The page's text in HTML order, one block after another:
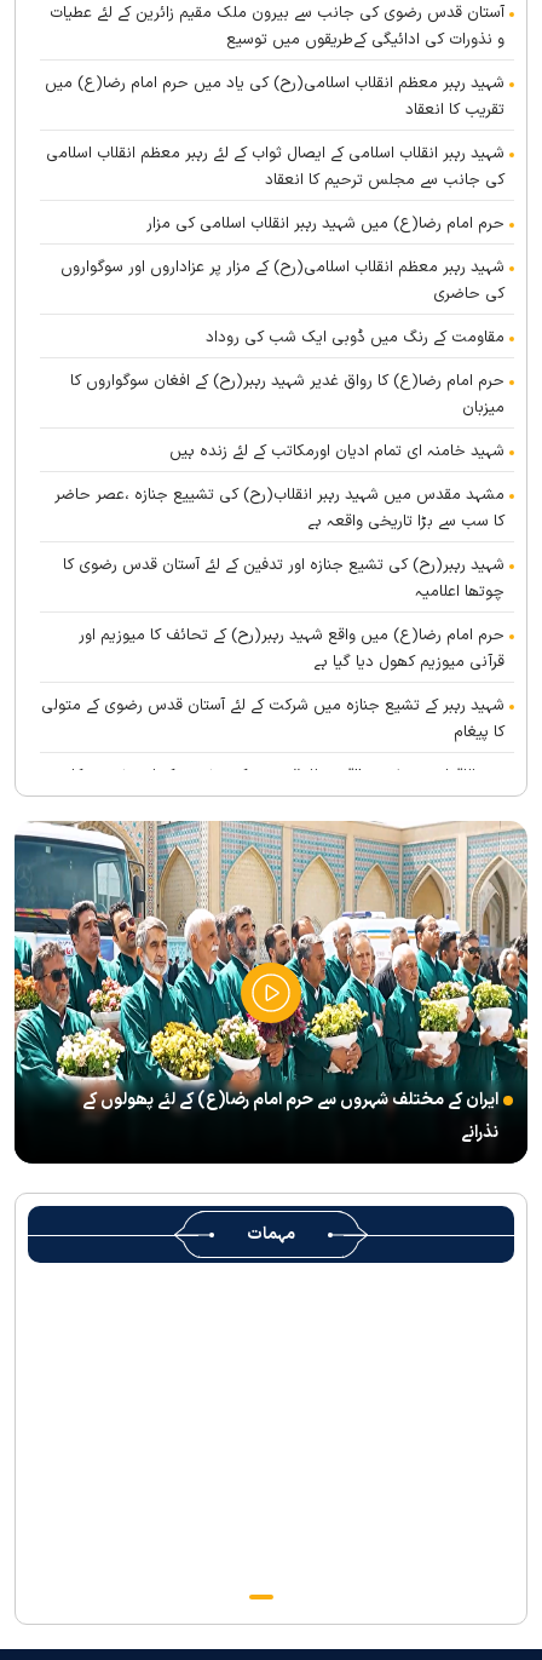
آستان قدس رضوی کی جانب سے بیرون ملک مقیم زائرین کے لئے عطیات
و نذورات کی ادائیگی کےطریقوں میں توسیع
شہید رہبر معظم انقلاب اسلامی(رح) کی یاد میں حرم امام رضا(ع) میں
تقریب کا انعقاد
شہید رہبر انقلاب اسلامی کے ایصال ثواب کے لئے رہبر معظم انقلاب اسلامی
کی جانب سے مجلس ترحیم کا انعقاد
حرم امام رضا(ع) میں شہید رہبر انقلاب اسلامی کی مزار
شہید رہبر معظم انقلاب اسلامی(رح) کے مزار پر عزاداروں اور سوگواروں
کی حاضری
مقاومت کے رنگ میں ڈوبی ایک شب کی روداد
حرم امام رضا(ع) کا رواق غدیر شہید رہبر(رح) کے افغان سوگواروں کا
میزبان
شہید خامنہ ای تمام ادیان اورمکاتب کے لئے زندہ ہيں
مشہد مقدس میں شہید رہبر انقلاب(رح) کی تشییع جنازہ ،عصر حاضر
کا سب سے بڑا تاریخی واقعہ ہے
شہید رہبر(رح) کی تشیع جنازہ اور تدفین کے لئے آستان قدس رضوی کا
چوتھا اعلامیہ
حرم امام رضا(ع) میں واقع شہید رہبر(رح) کے تحائف کا میوزیم اور
قرآنی میوزیم کھول دیا گیا ہے
شہید رہبر کے تشیع جنازہ میں شرکت کے لئے آستان قدس رضوی کے متولی
کا پیغام
بین الاقوامی سطح پر ’’قومو للہ‘‘ نعرے کی تشریح کے لئے نشست کا
انعقاد
’’قائد الامۃ‘‘ کے عنوان سے لائیو ٹی وی پروگرام
رہبرشہید کے سوگواروں کے لئے کرامت رضوی فاؤنڈیشن کی جانب سے
پذیرائي کا وسیع انتظام
(( آقای شہید ایران )) نامی چار جلدوں پر مشتمل کتاب منظرعام پر
آگئی
شہید رہبر(رح) ایک قرآنی نابغہ اور قرآنی احکامات پرعمل کرنے والی
شخصیت تھے؛ استاد پناہی
رہبرشہید کے وداع کے ا یام میں حرم مطہر رضوی بند نہيں ہوگا
رہبرشہید ( رحمت اللہ علیہ ) کی یاد میں رضوی کتابخانہ اور میوزیمز
میں تعزیتی جلسوں اور خصوصی پروگراموں کا انعقاد
روضہ منورہ امام رضا(ع) کے خدام ، سوگوار زائرین کو کھانے اور رہائش
کی خدمات فراہم کرنے کے لئے تیار ہیں
ایران کے مختلف شہروں سے حرم امام رضا(ع) کے لئے پھولوں کے
نذرانے
مہمات